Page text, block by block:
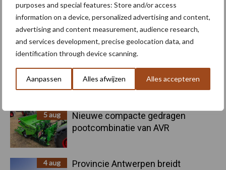
purposes and special features: Store and/or access
information on a device, personalized advertising and content,
advertising and content measurement, audience research,
and services development, precise geolocation data, and
identification through device scanning.
Aanpassen Alles afwijzen Alles accepteren
Primaire
Sidebar
Recent nieuws Partner nieuws
6 aug
"Hoge verwachtingen van schijven
voor kouters"
5 aug
Nieuwe compacte gedragen
pootcombinatie van AVR
4 aug
Provincie Antwerpen breidt